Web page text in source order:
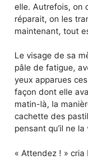
elle. Autrefois, on
réparait, on les
maintenant, tout
Le visage de sa
pâle de fatigue,
yeux apparues
façon dont elle
matin-là, la
cachette des
pensant qu’il ne
« Attendez ! »